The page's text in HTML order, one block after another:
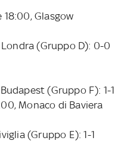
18:00, Glasgow
(Gruppo D): 0-0
(Gruppo F): 1-1
Monaco di Baviera
(Gruppo E): 1-1